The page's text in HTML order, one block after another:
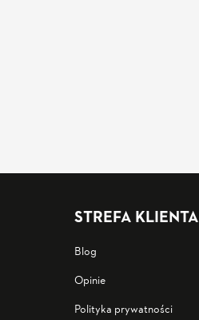
STREFA KLIENTA
Blog
Opinie
Polityka prywatności